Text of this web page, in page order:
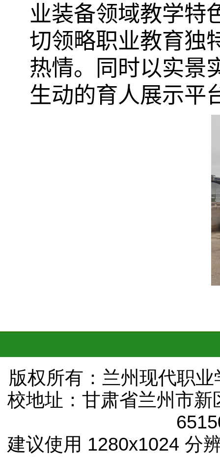
业装备领域教学特
切领略职业教育独
热情。同时以实景
生动的育人展示平
版权所有：兰州现代职
校地址：甘肃省兰州市
建议使用 1280x1024 分